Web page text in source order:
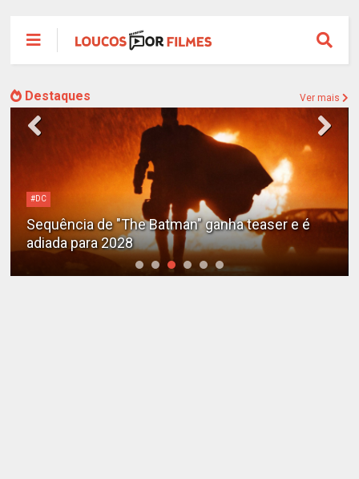
Destaques Ver mais
#DC
Sequência de "The Batman" ganha teaser e é
adiada para 2028